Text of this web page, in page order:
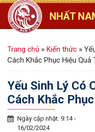
NHẤT
Trang chủ » Kiến thức »
Cách Khắc Phục Hiệu Quả
Yếu Sinh Lý Có
Cách Khắc
Ngày cập nhật: 9:14 -
16/02/2024